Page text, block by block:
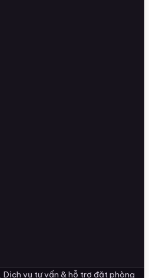
Dịch vụ tư vấn & hỗ trợ đặt phòng